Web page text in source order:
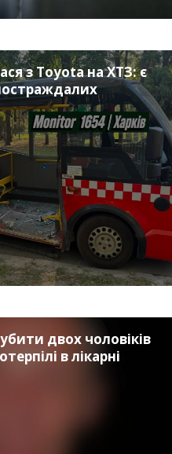
з Toyota на ХТЗ: є
двох чоловіків
в лікарні